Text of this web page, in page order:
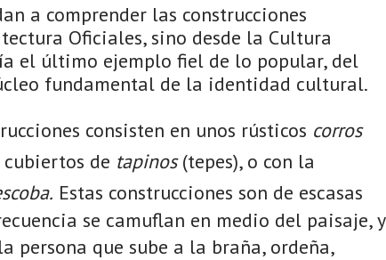
a comprender las construcciones
Oficiales, sino desde la Cultura
el último ejemplo fiel de lo popular, del
fundamental de la identidad cultural.
consisten en unos rústicos corros
de tapinos(tepes), o con la
Estas construcciones son de escasas
se camuflan en medio del paisaje, y
persona que sube a la braña, ordeña,